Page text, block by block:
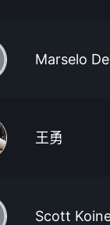
Marselo
王勇
Scott